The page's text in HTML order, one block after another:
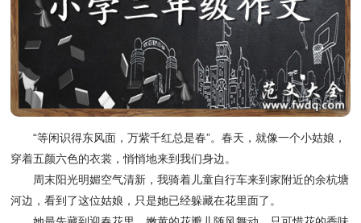
“等闲识得东风面，万紫千红总是春”。春天，就像一个小姑娘，
穿着五颜六色的衣裳，悄悄地来到我们身边。
周末阳光明媚空气清新，我骑着儿童自行车来到家附近的余杭塘
河边，看到了这位姑娘，只是她已经躲藏在花里面了。